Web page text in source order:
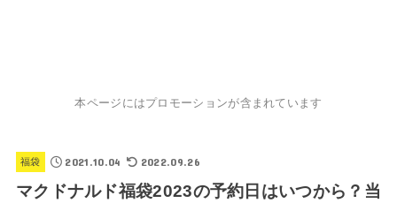
本ページにはプロモーションが含まれています
福袋 2021.10.04 2022.09.26
マクドナルド福袋2023の予約日はいつから？当